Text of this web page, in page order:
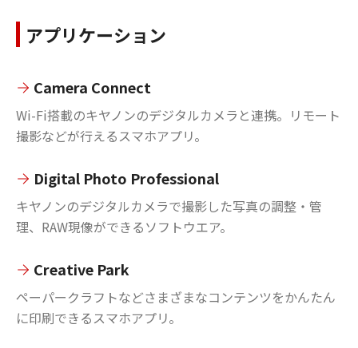
アプリケーション
Camera Connect
Wi-Fi搭載のキヤノンのデジタルカメラと連携。リモート
撮影などが行えるスマホアプリ。
Digital Photo Professional
キヤノンのデジタルカメラで撮影した写真の調整・管
理、RAW現像ができるソフトウエア。
Creative Park
ペーパークラフトなどさまざまなコンテンツをかんたん
に印刷できるスマホアプリ。